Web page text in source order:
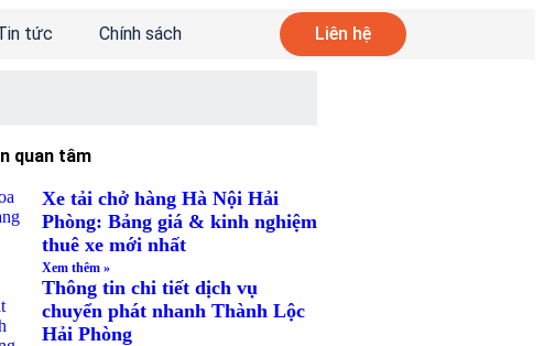
tức Chính sách Liên hệ
quan tâm
Xe tải chở hàng Hà Nội Hải
Phòng: Bảng giá & kinh nghiệm
thuê xe mới nhất
Xem thêm »
Thông tin chi tiết dịch vụ
chuyển phát nhanh Thành Lộc
Hải Phòng